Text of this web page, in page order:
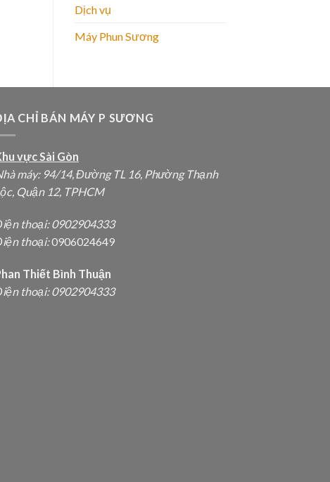
Dịch vụ
Máy Phun Sương
CHỈ BÁN MÁY P SƯƠNG
vực Sài Gòn
máy: 94/14, Đường TL 16, Phường Thạnh
Quận 12, TPHCM
thoại:0902904333
thoại:0906024649
Thiết Bình Thuận
thoại: 0902904333